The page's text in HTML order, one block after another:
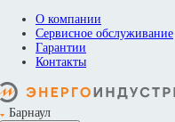
О компании
Сервисное обслуживание
Гарантии
Контакты
Барнаул